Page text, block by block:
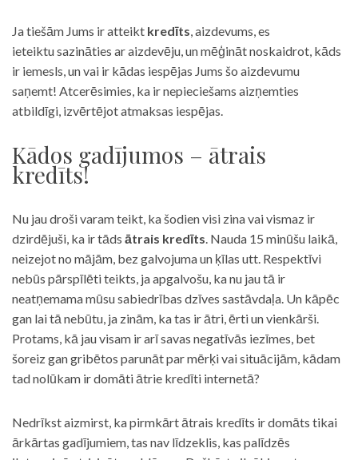
Ja tiešām Jums ir atteikt kredīts, aizdevums, es
ieteiktu sazināties ar aizdevēju, un mēģināt noskaidrot, kāds
ir iemesls, un vai ir kādas iespējas Jums šo aizdevumu
saņemt! Atcerēsimies, ka ir nepieciešams aizņemties
atbildīgi, izvērtējot atmaksas iespējas.
Kādos gadījumos – ātrais
kredīts!
Nu jau droši varam teikt, ka šodien visi zina vai vismaz ir
dzirdējuši, ka ir tāds ātrais kredīts. Nauda 15 minūšu laikā,
neizejot no mājām, bez galvojuma un ķīlas utt. Respektīvi
nebūs pārspīlēti teikts, ja apgalvošu, ka nu jau tā ir
neatņemama mūsu sabiedrības dzīves sastāvdaļa. Un kāpēc
gan lai tā nebūtu, ja zinām, ka tas ir ātri, ērti un vienkārši.
Protams, kā jau visam ir arī savas negatīvās iezīmes, bet
šoreiz gan gribētos parunāt par mērķi vai situācijām, kādam
tad nolūkam ir domāti ātrie kredīti internetā?
Nedrīkst aizmirst, ka pirmkārt ātrais kredīts ir domāts tikai
ārkārtas gadījumiem, tas nav līdzeklis, kas palīdzēs